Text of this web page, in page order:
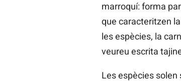
marroquí: forma
que caracteritzen
les espècies, la
veureu escrita
Les espècies solen